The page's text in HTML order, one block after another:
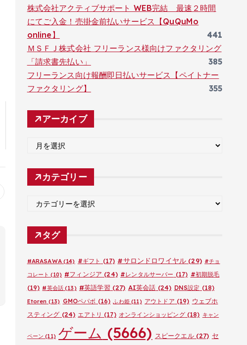
株式会社アクティブサポート WEB完結 最速２時間
にてご入金！売掛金前払いサービス【QuQuMo
online】
441
ＭＳＦＪ株式会社 フリーランス様向けファクタリング
「請求書先払い」
385
フリーランス向け報酬即日払いサービス【ペイトナー
ファクタリング】
355
アーカイブ
カ
イ
カテゴリー
ゴ
リ
タグ
#ARASAWA(14) #ギフト (17) #サロンドロワイヤル (29) #チョ
コレート (10) #フィンジア (24) #レンタルサーバー (17) #初期脱毛
(19) #英会話 (13) #英語学習 (27) AI英会話 (24) DNS設定 (18)
Etoren (13) GMOペパボ (16) ふわ姫(11) アウトドア (19) ウェブホ
スティング (24) エアトリ (17) オンラインショッピング(18) キャン
ペーン (11) ゲーム (5666) スピークエル(27) セ